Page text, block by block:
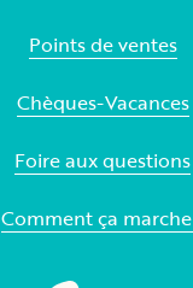
Points de ventes
Chèques-Vacances
Foire aux questions
Comment ça marche